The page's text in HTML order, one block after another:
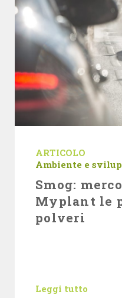
ARTICOLO
Ambiente e
Smog:
Myplant le
polveri
Leggi tutto